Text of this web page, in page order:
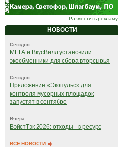
Разместить рекламу
НОВОСТИ
Сегодня
МЕГА и ВкусВилл установили
экообменники для сбора вторсырья
Сегодня
Приложение «Экопульс» для
контроля мусорных площадок
запустят в сентябре
Вчера
ВэйстТэк 2026: отходы - в ресурс
ВСЕ НОВОСТИ